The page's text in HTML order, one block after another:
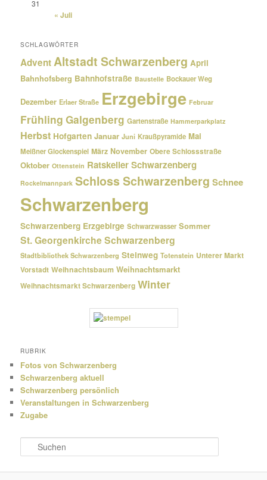
31
« Juli
SCHLAGWÖRTER
Advent Altstadt Schwarzenberg April
Bahnhofsberg Bahnhofstraße Baustelle Bockauer Weg
Dezember Erlaer Straße Erzgebirge Februar
Frühling Galgenberg Gartenstraße Hammerparkplatz
Herbst Hofgarten Januar Juni Kraußpyramide Mai
Meißner Glockenspiel März November Obere Schlossstraße
Oktober Ottenstein Ratskeller Schwarzenberg
Rockelmannpark Schloss Schwarzenberg Schnee
Schwarzenberg
Schwarzenberg Erzgebirge Schwarzwasser Sommer
St. Georgenkirche Schwarzenberg
Stadtbibliothek Schwarzenberg Steinweg Totenstein Unterer Markt
Vorstadt Weihnachtsbaum Weihnachtsmarkt
Weihnachtsmarkt Schwarzenberg Winter
RUBRIK
Fotos von Schwarzenberg
Schwarzenberg aktuell
Schwarzenberg persönlich
Veranstaltungen in Schwarzenberg
Zugabe
u